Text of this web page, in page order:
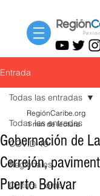
Entrada
Todas las entradas
COVID-19
Regionales
Cultura Home
Todas las entradas
Gobernación de
Cerrejón,
Puerto Bolívar
RegiónCaribe.org
1 min de lectura